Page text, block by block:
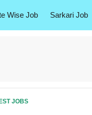
Wise Job Sarkari Job
JOBS